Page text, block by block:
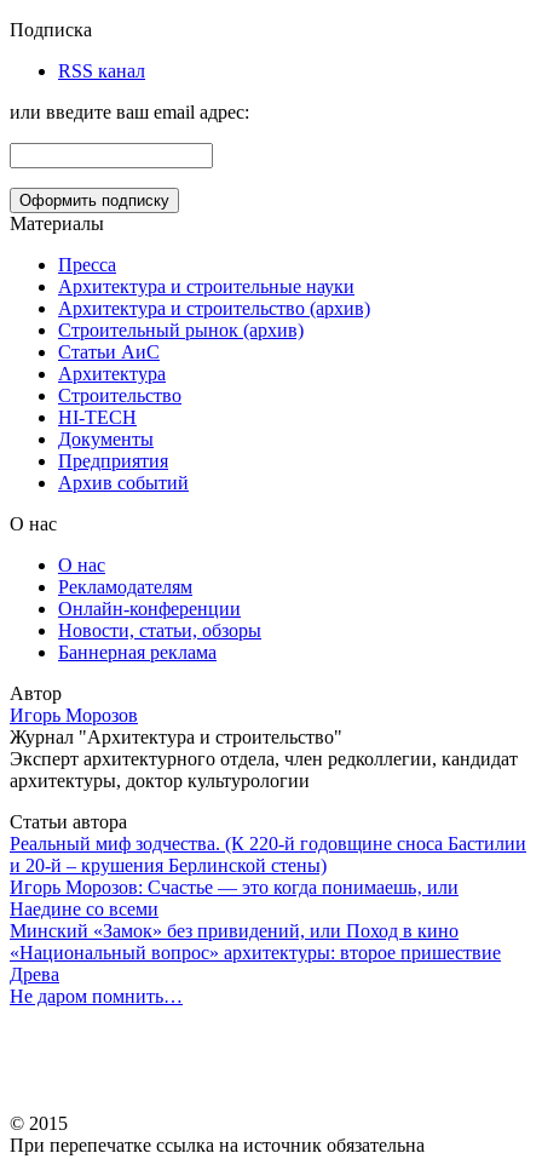
Подписка
RSS канал
или введите ваш email адрес:
Материалы
Пресса
Архитектура и строительные науки
Архитектура и строительство (архив)
Строительный рынок (архив)
Статьи АиС
Архитектура
Строительство
HI-TECH
Документы
Предприятия
Архив событий
О нас
О нас
Рекламодателям
Онлайн-конференции
Новости, статьи, обзоры
Баннерная реклама
Автор
Игорь Морозов
Журнал "Архитектура и строительство"
Эксперт архитектурного отдела, член редколлегии, кандидат
архитектуры, доктор культурологии
Статьи автора
Реальный миф зодчества. (К 220-й годовщине сноса Бастилии
и 20-й – крушения Берлинской стены)
Игорь Морозов: Счастье — это когда понимаешь‚ или
Наедине со всеми
Минский «Замок» без привидений, или Поход в кино
«Национальный вопрос» архитектуры: второе пришествие
Древа
Не даром помнить…
© 2015
При перепечатке ссылка на источник обязательна